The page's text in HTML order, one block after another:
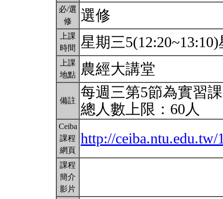
必/選
修
選修
上課
時間
星期三
上課
地點
農經大講堂
備註
每週三第5節為實習
總人數上限：60人
Ceiba
課程
網頁
http://
課程
簡介
影片